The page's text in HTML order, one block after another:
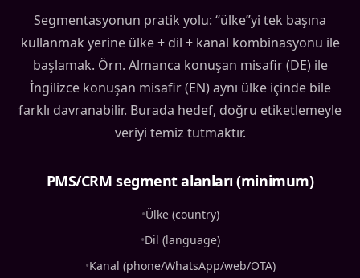
Segmentasyonun pratik yolu: “ülke”yi tek başına
kullanmak yerine ülke + dil + kanal kombinasyonu ile
başlamak. Örn. Almanca konuşan misafir (DE) ile
İngilizce konuşan misafir (EN) aynı ülke içinde bile
farklı davranabilir. Burada hedef, doğru etiketlemeyle
veriyi temiz tutmaktır.
PMS/CRM segment alanları (minimum)
•Ülke (country)
•Dil (language)
•Kanal (phone/WhatsApp/web/OTA)